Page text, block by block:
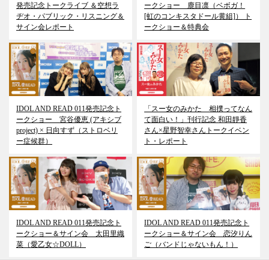
発売記念トークライブ ＆空想ラ
ヂオ・パブリック・リスニング＆
サイン会レポート
ークショー 鹿目凛（ベボガ！
[虹のコンキスタドール黄組]） ト
ークショー＆特典会
IDOL AND READ 011発売記念ト
ークショー 宮谷優恵 (アキシブ
project) × 日向すず（ストロベリ
ー症候群）
「スー女のみかた 相撲ってなん
て面白い！」刊行記念 和田靜香
さん×星野智幸さんトークイベン
ト・レポート
IDOL AND READ 011発売記念ト
ークショー＆サイン会 太田里織
菜（愛乙女☆DOLL）
IDOL AND READ 011発売記念ト
ークショー＆サイン会 恋汐りん
ご（バンドじゃないもん！）